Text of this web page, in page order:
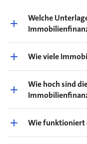
Welche
Wie viele
Wie hoch sind
Wie funktioniert